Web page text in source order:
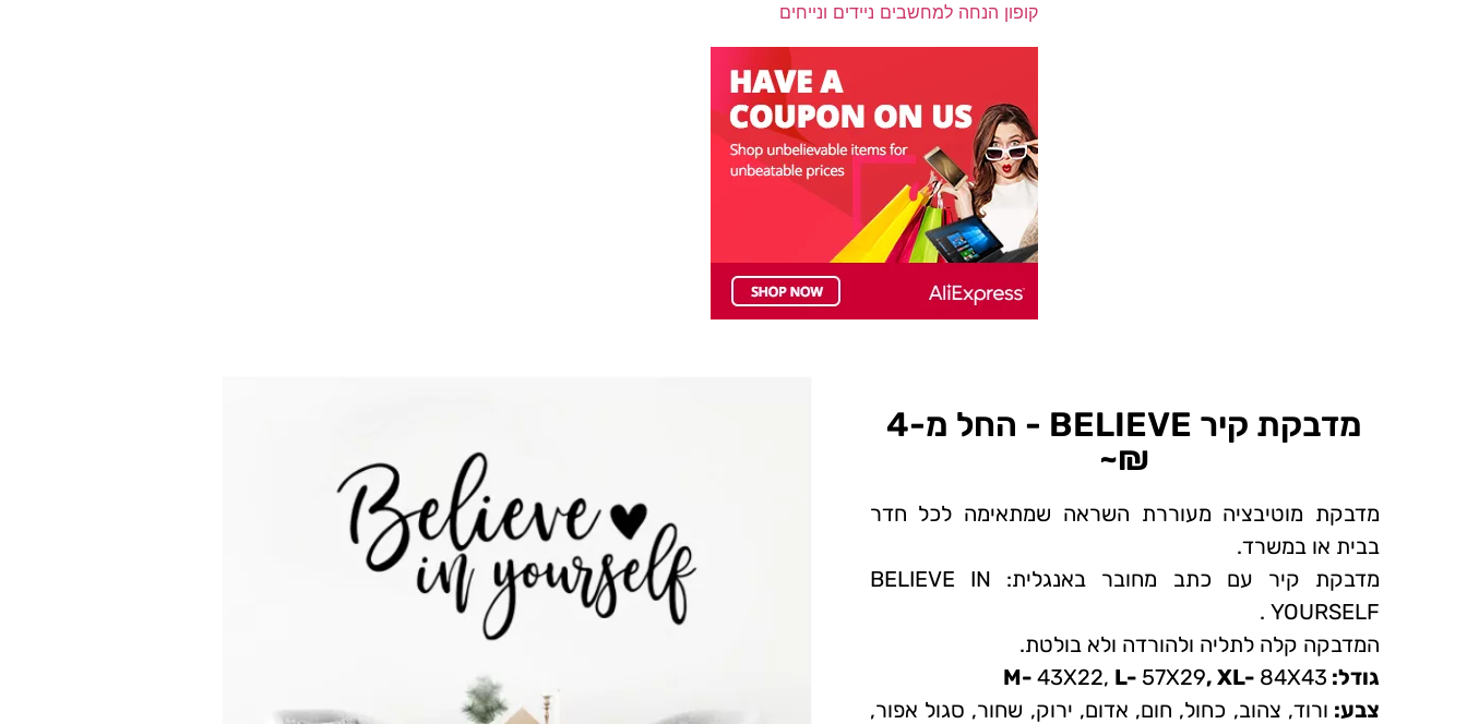
קופון הנחה למחשבים ניידים ונייחים
מדבקת קיר BELIEVE - החל מ-4
₪~
מדבקת מוטיבציה מעוררת השראה שמתאימה לכל חדר
בבית או במשרד.
מדבקת קיר עם כתב מחובר באנגלית: BELIEVE IN
YOURSELF .
המדבקה קלה לתליה ולהורדה ולא בולטת.
גודל: M-
43X22, L- 57X29, XL- 84X43
צבע: ורוד, צהוב, כחול, חום, אדום, ירוק, שחור, סגול אפור,